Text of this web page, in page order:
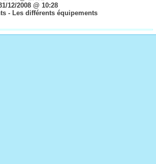
12/2008 @ 10:28
- Les différents équipements